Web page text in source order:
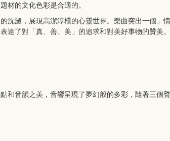
材的文化色彩是合適的。
沈澱，展現高潔淳樸的心靈世界。樂曲突出一個」
達了對「真、善、美」的追求和對美好事物的贊美。
和音韻之美，音響呈現了夢幻般的多彩，隨著三個